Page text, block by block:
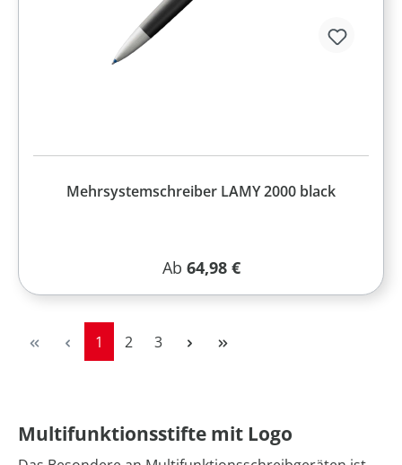
Mehrsystemschreiber LAMY 2000 black
Regulärer Preis:
Ab 64,98 €
Seite
1 Seite
2 Seite
3
Multifunktionsstifte mit Logo